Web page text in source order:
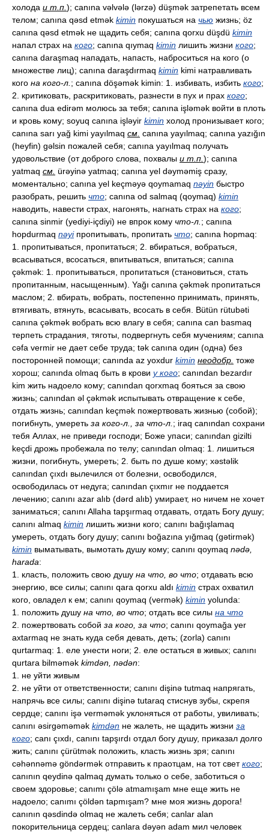
холода и т.п. ); canına vəlvələ (lərzə) düşmək затрепетать всем
телом; canına qəsd etmək kimin покушаться на чью жизнь; öz
canına qəsd etmək не щадить себя; canına qorxu düşdü kimin
напал страх на кого; canına qıymaq kimin лишить жизни кого;
canına daraşmaq нападать, напасть, наброситься на кого (о
множестве лиц); canına daraşdırmaq kimin kimi натравливать
кого на кого-л. ; canına döşəmək kimin: 1. избивать, избить кого;
2. критиковать, раскритиковать, разнести в пух и прах кого;
canına dua edirəm молюсь за тебя; canına işləmək войти в плоть
и кровь кому; soyuq canına işləyir kimin холод пронизывает кого;
canına sarı yağ kimi yayılmaq см. canına yayılmaq; canına yazığın
(heyfin) gəlsin пожалей себя; canına yayılmaq получать
удовольствие (от доброго слова, похвалы и т.п. ); canına
yatmaq см. ürəyinə yatmaq; canına yel dəyməmiş сразу,
моментально; canına yel keçməyə qoymamaq nəyin быстро
разобрать, решить что; canına od salmaq (qoymaq) kimin
наводить, навести страх, нагонять, нагнать страх на кого;
canına sinmir (yediyi-içdiyi) не впрок кому что-л. ; canına
hopdurmaq nəyiпропитывать, пропитать что; canına hopmaq:
1. пропитываться, пропитаться; 2. вбираться, вобраться,
всасываться, всосаться, впитываться, впитаться; canına
çəkmək: 1. пропитываться, пропитаться (становиться, стать
пропитанным, насыщенным). Yağı canına çəkmək пропитаться
маслом; 2. вбирать, вобрать, постепенно принимать, принять,
втягивать, втянуть, всасывать, всосать в себя. Bütün rütubəti
canına çəkmək вобрать всю влагу в себя; canına can basmaq
терпеть страдания, тяготы, подвергнуть себя мучениям; canına
cəfa vermir не дает себе труда; tək canına один (одна) без
посторонней помощи; canında az yoxdur kimin неодобр. тоже
хорош; canında olmaq быть в крови у кого; canından bezardır
kim жить надоело кому; canından qorxmaq бояться за свою
жизнь; canından əl çəkmək испытывать отвращение к себе,
отдать жизнь; canından keçmək пожертвовать жизнью (собой);
погибнуть, умереть за кого-л., за что-л. ; iraq canından сохрани
тебя Аллах, не приведи господи; Боже упаси; canından gizilti
keçdi дрожь пробежала по телу; canından olmaq: 1. лишиться
жизни, погибнуть, умереть; 2. быть по душе кому; xəstəlik
canından çıxdı вылечился от болезни, освободился,
освободилась от недуга; canından çıxmır не поддается
лечению; canını azar alıb (dərd alıb) умирает, но ничем не хочет
заниматься; canını Allaha tapşırmaq отдавать, отдать Богу душу;
canını almaq kimin лишить жизни кого; canını bağışlamaq
умереть, отдать богу душу; canını boğazına yığmaq (gətirmək)
kimin выматывать, вымотать душу кому; canını qoymaq nədə,
harada:
1. класть, положить свою душу на что, во что; отдавать всю
энергию, все силы; canını qara qorxu aldı kimin страх охватил
кого, овладел к ем; canını qoymaq (vermək) kimin yolunda:
1. положить душу на что, во что; отдать все силы на что
2. пожертвовать собой за кого, за что; canını qoymağa yer
axtarmaq не знать куда себя девать, деть; (zorla) canını
qurtarmaq: 1. еле унести ноги; 2. еле остаться в живых; canını
qurtara bilməmək kimdən, nədən:
1. не уйти живым
2. не уйти от ответственности; canını dişinə tutmaq напрягать,
напрячь все силы; canını dişinə tutaraq стиснув зубы, скрепя
сердце; canını işə verməmək уклоняться от работы, увиливать;
canını əsirgəməmək kimdən не жалеть, не щадить жизни за
кого; canı çıxdı, canını tapşırdı отдал богу душу, приказал долго
жить; canını çürütmək положить, класть жизнь зря; canını
cəhənnəmə göndərmək отправить к праотцам, на тот светкого;
canının qeydinə qalmaq думать только о себе, заботиться о
своем здоровье; canımı çölə atmamışam мне еще жить не
надоело; canımı çöldən tapmışam? мне моя жизнь дорога!
canının qəsdində olmaq не жалеть себя; canlar alan
покорительница сердец; canlara dəyən adam мил человек